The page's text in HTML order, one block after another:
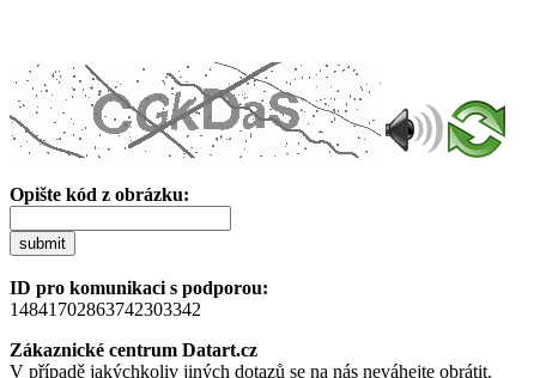
Opište kód z obrázku:
submit
ID pro komunikaci s podporou:
14841702863742303342
Zákaznické centrum Datart.cz
V případě jakýchkoliv jiných dotazů se na nás neváhejte obrátit.